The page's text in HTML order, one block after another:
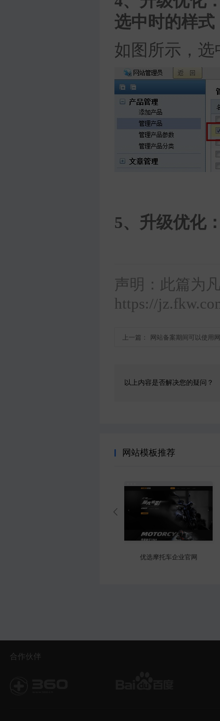
选中时的样式
如图所示，
5、升级优化
声明：此篇为
https://
上一篇： 网站备案期间可以使用
以上内容是否解决您的疑问？
网站模板推荐
优选摩托车企业官网
合作伙伴